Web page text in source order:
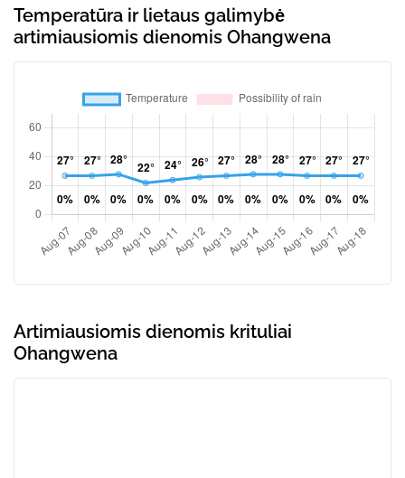
Temperatūra ir lietaus galimybė
artimiausiomis dienomis Ohangwena
Artimiausiomis dienomis krituliai
Ohangwena